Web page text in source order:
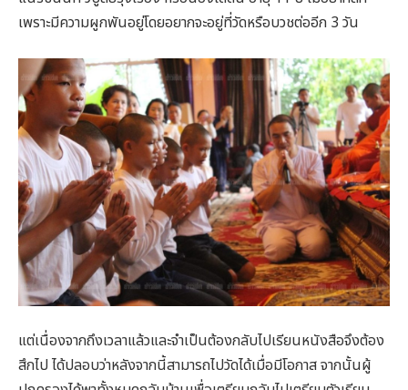
เพราะมีความผูกพันอยู่โดยอยากจะอยู่ที่วัดหรือบวชต่ออีก 3 วัน
แต่เนื่องจากถึงเวลาแล้วและจำเป็นต้องกลับไปเรียนหนังสือจึงต้อง
สึกไป ได้ปลอบว่าหลังจากนี้สามารถไปวัดได้เมื่อมีโอกาส จากนั้นผู้